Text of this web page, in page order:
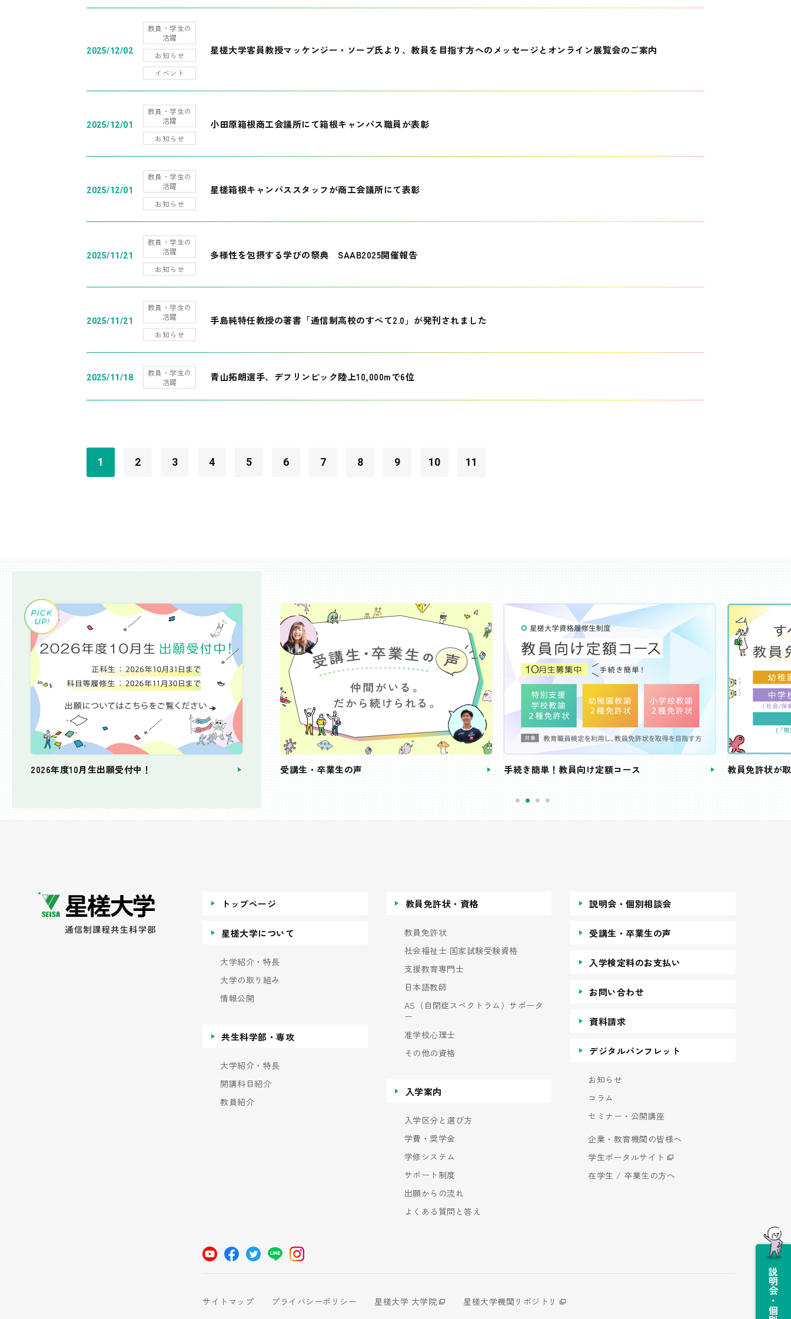
2025/12/02
教員・学生の
活躍
お知らせ
イベント
星槎大学客員教授マッケンジー・ソープ氏より、教員を目指す方へのメッセージとオンライン展覧会のご案内
2025/12/01
教員・学生の
活躍
お知らせ
小田原箱根商工会議所にて箱根キャンパス職員が表彰
2025/12/01
教員・学生の
活躍
お知らせ
星槎箱根キャンパススタッフが商工会議所にて表彰
2025/11/21
教員・学生の
活躍
お知らせ
多様性を包摂する学びの祭典 SAAB2025開催報告
2025/11/21
教員・学生の
活躍
お知らせ
手島純特任教授の著書「通信制高校のすべて2.0」が発刊されました
2025/11/18
教員・学生の
活躍
青山拓朗選手、デフリンピック陸上10,000mで6位
1 2 3 4 5 6 7 8 9 10 11
2026年度10月生出願受付中！
個別相談会 受講生・卒業生の声 手続き簡単！教員向け定額コース 教員免許状が
トップページ
星槎大学について
大学紹介・特長
大学の取り組み
情報公開
共生科学部・専攻
大学紹介・特長
開講科目紹介
教員紹介
教員免許状・資格
教員免許状
社会福祉士 国家試験受験資格
支援教育専門士
日本語教師
AS（自閉症スペクトラム）サポータ
ー
准学校心理士
その他の資格
入学案内
入学区分と選び方
学費・奨学金
学修システム
サポート制度
出願からの流れ
よくある質問と答え
説明会・個別相談会
受講生・卒業生の声
入学検定料のお支払い
お問い合わせ
資料請求
デジタルパンフレット
お知らせ
コラム
セミナー・公開講座
企業・教育機関の皆様へ
学生ポータルサイト
在学生 / 卒業生の方へ
サイトマップ プライバシーポリシー 星槎大学 大学院
星槎大学機関リポジトリ